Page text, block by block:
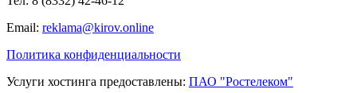
Email: reklama@kirov.online
Политика конфиденциальности
Услуги хостинга предоставлены: ПАО "Ростелеком"